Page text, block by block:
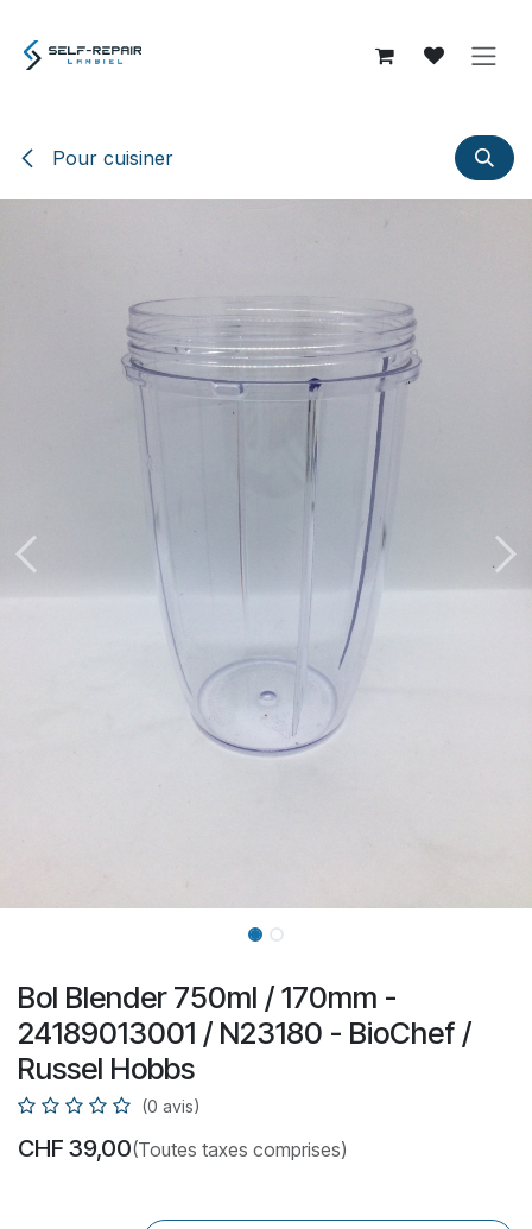
Pour cuisiner
Bol Blender 750ml / 170mm -
24189013001 / N23180 - BioChef /
Russel Hobbs
(0 avis)
CHF 39,00(Toutes taxes comprises)